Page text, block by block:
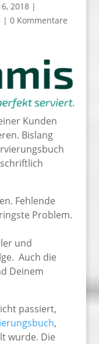
2018|
| 0 Kommentare
Kunden
Bislang
Fehlende
Problem.
und
Auch die
Deinem
passiert,
,
wurde. Die